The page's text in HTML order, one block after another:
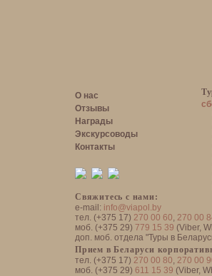
О нас
Отзывы
Награды
Экскурсоводы
Контакты
Свяжитесь с нами:
e-mail: info@viapol.by
тел. (+375 17) 270 00 60, 270 00
моб. (+375 29) 779 15 39 (Viber,
доп. моб. отдела "Туры в
Прием в Беларуси
тел. (+375 17) 270 00 80, 270 00
моб. (+375 29) 611 15 39 (Viber,